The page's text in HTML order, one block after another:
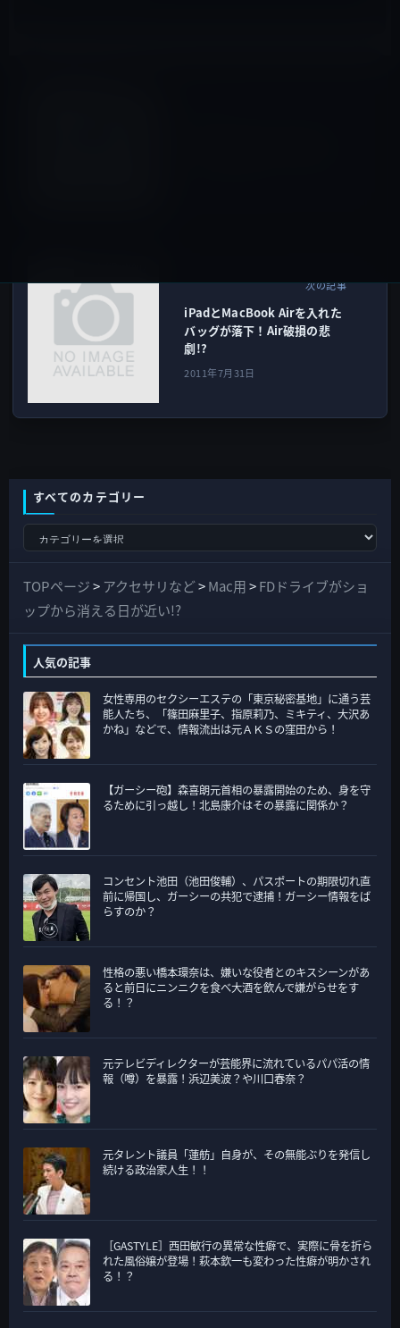
次の記事
iPadとMacBook Airを入れた
バッグが落下！Air破損の悲
劇!?
2011年7月31日
すべてのカテゴリー
て
の
ゴ
リ
ー
TOPページ> アクセサリなど>Mac用>FDドライブがショ
ップから消える日が近い!?
人気の記事
女性専用のセクシーエステの「東京秘密基地」に通う芸
能人たち、「篠田麻里子、指原莉乃、ミキティ、大沢あ
かね」などで、情報流出は元ＡＫＳの窪田から！
【ガーシー砲】森喜朗元首相の暴露開始のため、身を守
るために引っ越し！北島康介はその暴露に関係か？
コンセント池田（池田俊輔）、パスポートの期限切れ直
前に帰国し、ガーシーの共犯で逮捕！ガーシー情報をば
らすのか？
性格の悪い橋本環奈は、嫌いな役者とのキスシーンがあ
ると前日にニンニクを食べ大酒を飲んで嫌がらせをす
る！？
元テレビディレクターが芸能界に流れているパパ活の情
報（噂）を暴露！浜辺美波？や川口春奈？
元タレント議員「蓮舫」自身が、その無能ぶりを発信し
続ける政治家人生！！
［GASTYLE］西田敏行の異常な性癖で、実際に骨を折ら
れた風俗嬢が登場！萩本欽一も変わった性癖が明かされ
る！？